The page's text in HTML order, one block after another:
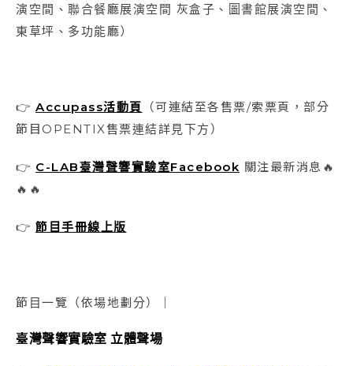
演空間、聯合餐廳展演空間 灰盒子、圖書館展演空間、
東草坪、多功能廳）
👉 Accupass活動頁 （可連結至各售票/索票頁，部分
節目OPENTIX售票連結詳見下方）
👉 C-LAB臺灣聲響實驗室Facebook 關注最新消息🔥
🔥🔥
👉 節目手冊線上版
節目一覽（依場地劃分）｜
臺灣聲響實驗室 立體聲場